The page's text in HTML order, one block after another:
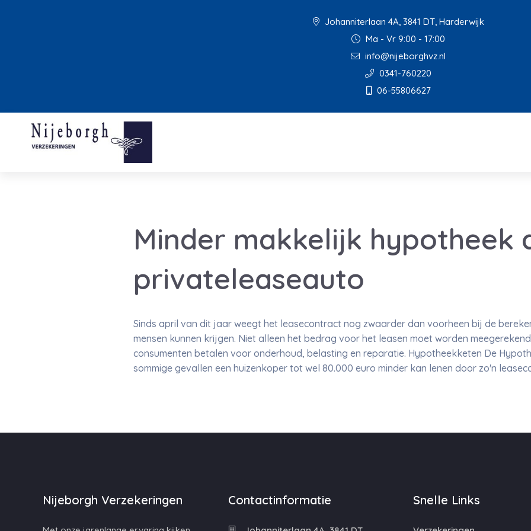
Johanniterlaan 4A, 3841 DT, Harderwijk
Ma - Vr 9:00 - 17:00
info@nijeborghvz.nl
0341-760220
06-55806627
Minder makkelijk hypotheek
privateleaseauto
Sinds april van dit jaar weegt het leasecontract nog zwaarder dan voorheen bij de
mensen kunnen krijgen. Niet alleen het bedrag voor het leasen moet worden
consumenten betalen voor onderhoud, belasting en reparatie. Hypotheekketen De
sommige gevallen een huizenkoper tot wel 80.000 euro minder kan lenen door zo'n
Nijeborgh Verzekeringen Contactinformatie Snelle Links